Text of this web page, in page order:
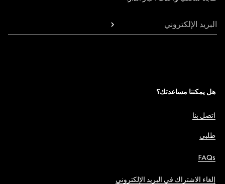
البريد الإلكتروني
هل يمكننا مساعدتك؟
اتصل بنا
طلبي
FAQs
إلغاء الاشتراك في البريد الإلكتروني